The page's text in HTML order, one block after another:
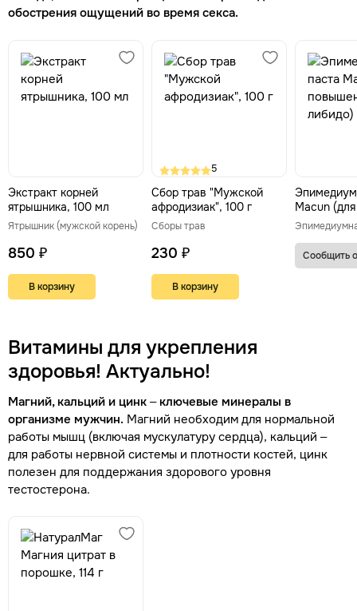
обострения ощущений во время секса.
Экстракт корней
ятрышника, 100 мл
Ятрышник (мужской корень)
850 ₽
В корзину
5
Сбор трав "Мужской
афродизиак", 100 г
Сборы трав
230 ₽
В корзину
Macun
либидо)
Сообщить
Витамины для укрепления
здоровья! Актуально!
Магний, кальций и цинк – ключевые минералы в
организме мужчин. Магний необходим для нормальной
работы мышц (включая мускулатуру сердца), кальций –
для работы нервной системы и плотности костей, цинк
полезен для поддержания здорового уровня
тестостерона.